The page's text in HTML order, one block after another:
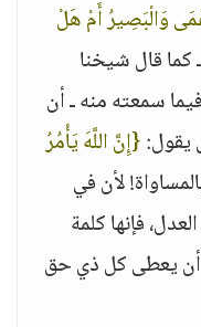
وَالْبَصِيرُ أَمْ هَلْ
كما قال شيخنا
سمعته منه ـ أن
يقول:{إِنَّ اللَّهَ يَأْمُرُ
لأن في
فإنها كلمة
أن يعطى كل ذي حق